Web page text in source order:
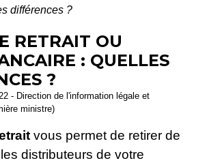
différences ?
RETRAIT OU
: QUELLES
?
- Direction de l'information légale et
ministre)
vous permet de retirer de
distributeurs de votre